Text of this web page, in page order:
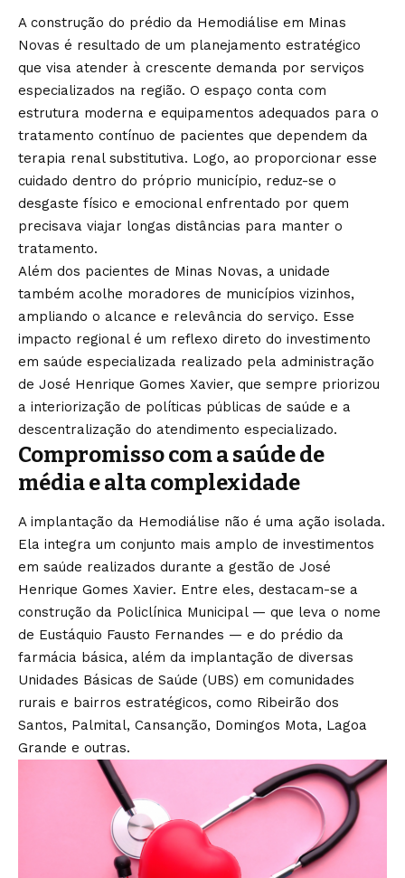
A construção do prédio da Hemodiálise em Minas
Novas é resultado de um planejamento estratégico
que visa atender à crescente demanda por serviços
especializados na região. O espaço conta com
estrutura moderna e equipamentos adequados para o
tratamento contínuo de pacientes que dependem da
terapia renal substitutiva. Logo, ao proporcionar esse
cuidado dentro do próprio município, reduz-se o
desgaste físico e emocional enfrentado por quem
precisava viajar longas distâncias para manter o
tratamento.
Além dos pacientes de Minas Novas, a unidade
também acolhe moradores de municípios vizinhos,
ampliando o alcance e relevância do serviço. Esse
impacto regional é um reflexo direto do investimento
em saúde especializada realizado pela administração
de José Henrique Gomes Xavier, que sempre priorizou
a interiorização de políticas públicas de saúde e a
descentralização do atendimento especializado.
Compromisso com a saúde de
média e alta complexidade
A implantação da Hemodiálise não é uma ação isolada.
Ela integra um conjunto mais amplo de investimentos
em saúde realizados durante a gestão de José
Henrique Gomes Xavier. Entre eles, destacam-se a
construção da Policlínica Municipal — que leva o nome
de Eustáquio Fausto Fernandes — e do prédio da
farmácia básica, além da implantação de diversas
Unidades Básicas de Saúde (UBS) em comunidades
rurais e bairros estratégicos, como Ribeirão dos
Santos, Palmital, Cansanção, Domingos Mota, Lagoa
Grande e outras.